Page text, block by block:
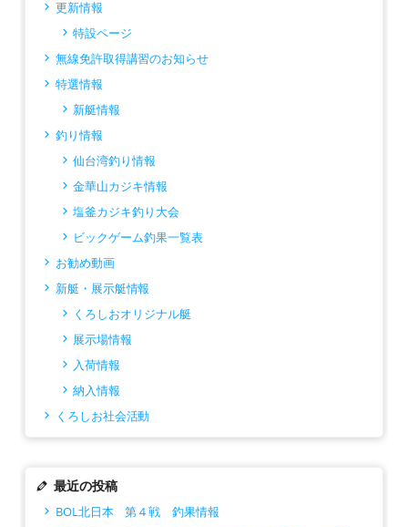
更新情報
特設ページ
無線免許取得講習のお知らせ
特選情報
新艇情報
釣り情報
仙台湾釣り情報
金華山カジキ情報
塩釜カジキ釣り大会
ビックゲーム釣果一覧表
お勧め動画
新艇・展示艇情報
くろしおオリジナル艇
展示場情報
入荷情報
納入情報
くろしお社会活動
最近の投稿
BOL北日本 第４戦 釣果情報